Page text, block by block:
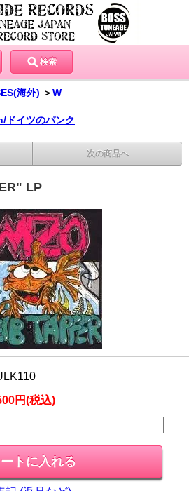
検索
海外) ＞W
ドイツのパンク
次の商品へ
LP
円(税込)